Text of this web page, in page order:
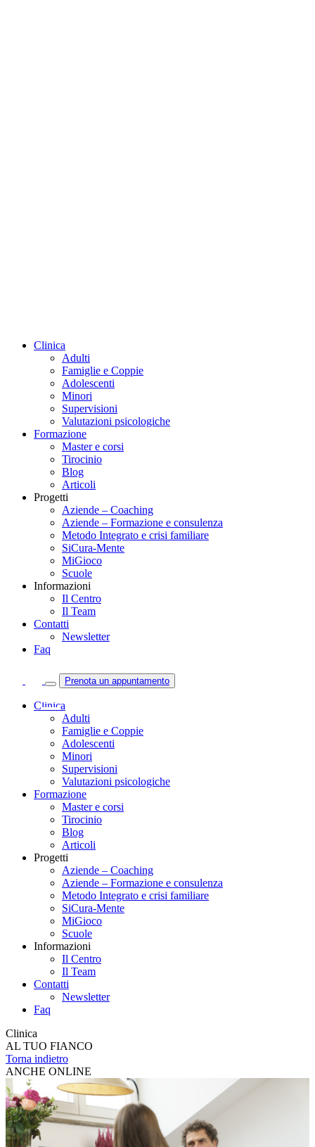
Clinica
Adulti
Famiglie e Coppie
Adolescenti
Minori
Supervisioni
Valutazioni psicologiche
Formazione
Master e corsi
Tirocinio
Blog
Articoli
Progetti
Aziende – Coaching
Aziende – Formazione e consulenza
Metodo Integrato e crisi familiare
SiCura-Mente
MiGioco
Scuole
Informazioni
Il Centro
Il Team
Contatti
Newsletter
Faq
Prenota un appuntamento
Clinica
Adulti
Famiglie e Coppie
Adolescenti
Minori
Supervisioni
Valutazioni psicologiche
Formazione
Master e corsi
Tirocinio
Blog
Articoli
Progetti
Aziende – Coaching
Aziende – Formazione e consulenza
Metodo Integrato e crisi familiare
SiCura-Mente
MiGioco
Scuole
Informazioni
Il Centro
Il Team
Contatti
Newsletter
Faq
Clinica
AL TUO FIANCO
Torna indietro
ANCHE ONLINE